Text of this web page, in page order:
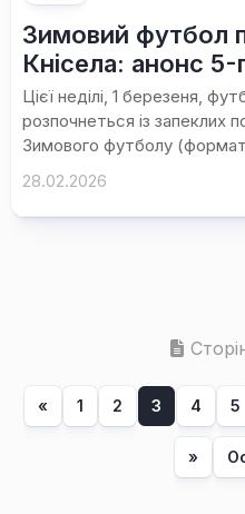
Зимовий футбол
Кнісела: анонс 5-
Цієї неділі, 1 березеня,
розпочнеться із запеклих
Зимового футболу
28.02.2026
« 1 2 3 4 5
»